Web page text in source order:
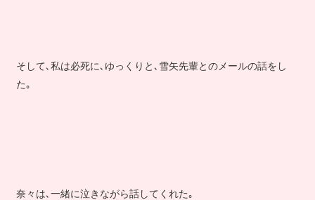
そして､私は必死に､ゆっくりと､雪矢先輩とのメールの話をし
た｡
奈々は､一緒に泣きながら話してくれた｡